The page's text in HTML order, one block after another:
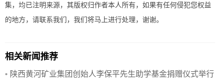
集，均已注明来源，其版权归作者本人所有，如果有任何侵犯您权益
的地方，请联系我们，我们将马上进行处理，谢谢。
相关新闻推荐
• 陕西黄河矿业集团创始人李保平先生助学基金捐赠仪式举行